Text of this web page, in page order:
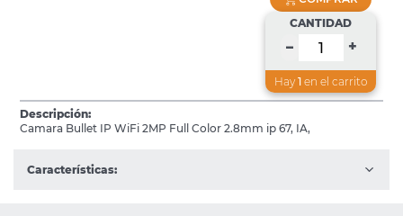
CANTIDAD
– +
Hay 1 en el carrito
Descripción:
Camara Bullet IP WiFi 2MP Full Color 2.8mm ip 67, IA,
Características: